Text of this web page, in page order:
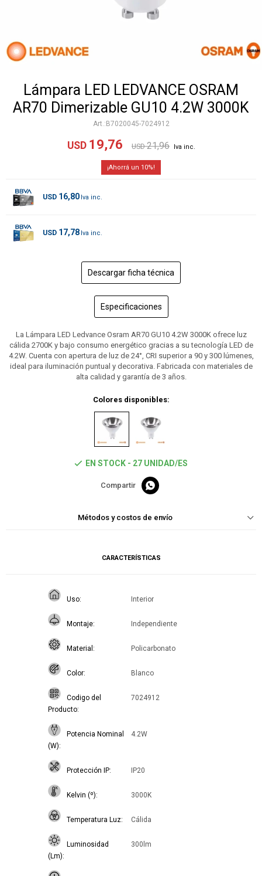
Lámpara LED LEDVANCE OSRAM
AR70 Dimerizable GU10 4.2W 3000K
B7020045-7024912
USD 19,76 USD 21,96
10
USD 16,80
USD 17,78
Descargar ficha técnica
Especificaciones
La Lámpara LED Ledvance Osram AR70 GU10 4.2W 3000K ofrece luz
cálida 2700K y bajo consumo energético gracias a su tecnología LED de
4.2W. Cuenta con apertura de luz de 24°, CRI superior a 90 y 300 lúmenes,
ideal para iluminación puntual y decorativa. Fabricada con materiales de
alta calidad y garantía de 3 años.
Colores disponibles:
EN STOCK - 27 UNIDAD/ES

Métodos y costos de envío
CARACTERÍSTICAS
Uso Interior
Montaje Independiente
Material Policarbonato
Color Blanco
Codigo del
Producto
7024912
Potencia Nominal
(W)
4.2W
Protección IP IP20
Kelvin (º) 3000K
Temperatura Luz Cálida
Luminosidad
(Lm)
300lm